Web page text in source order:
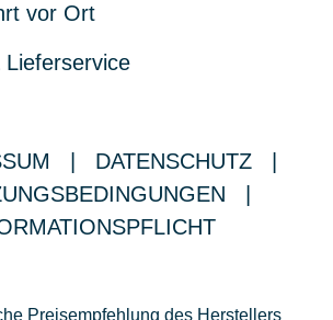
vor Ort
Lieferservice
DATENSCHUTZ
Preisempfehlung des Herstellers